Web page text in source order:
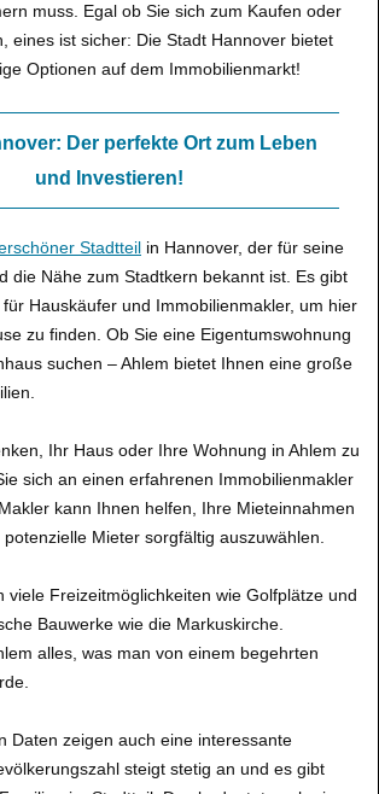
muss. Egal ob Sie sich zum Kaufen oder
eines ist sicher: Die Stadt Hannover bietet
Optionen auf dem Immobilienmarkt!
Der perfekte Ort zum Leben
und Investieren!
Stadtteil in Hannover, der für seine
die Nähe zum Stadtkern bekannt ist. Es gibt
Hauskäufer und Immobilienmakler, um hier
zu finden. Ob Sie eine Eigentumswohnung
suchen – Ahlem bietet Ihnen eine große
Ihr Haus oder Ihre Wohnung in Ahlem zu
sich an einen erfahrenen Immobilienmakler
kann Ihnen helfen, Ihre Mieteinnahmen
Mieter sorgfältig auszuwählen.
viele Freizeitmöglichkeiten wie Golfplätze und
Bauwerke wie die Markuskirche.
alles, was man von einem begehrten
Daten zeigen auch eine interessante
steigt stetig an und es gibt